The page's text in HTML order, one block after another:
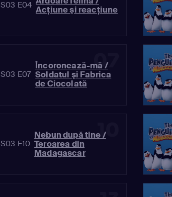
S03 E04 Acţiune şi reacţiune
07
S03 E07
Încoronează-mă /
Soldatul şi Fabrica
de Ciocolată
10
S03 E10
Nebun după tine /
Teroarea din
Madagascar